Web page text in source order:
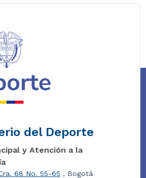
del Deporte
y Atención a la
68 No. 55-65 , Bogotá